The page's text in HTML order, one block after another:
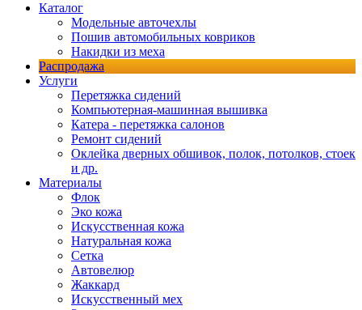
Каталог
Модельные авточехлы
Пошив автомобильных ковриков
Накидки из меха
Распродажа
Услуги
Перетяжка сидений
Компьютерная-машинная вышивка
Катера - перетяжка салонов
Ремонт сидений
Оклейка дверных обшивок, полок, потолков, стоек
и др.
Материалы
Флок
Эко кожа
Искусственная кожа
Натуральная кожа
Сетка
Автовелюр
Жаккард
Искусственный мех